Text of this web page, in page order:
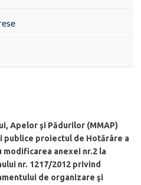
Apelor şi Pădurilor (MMAP)
publice proiectul de Hotărâre a
modificarea anexei nr.2 la
nr. 1217/2012 privind
de organizare şi